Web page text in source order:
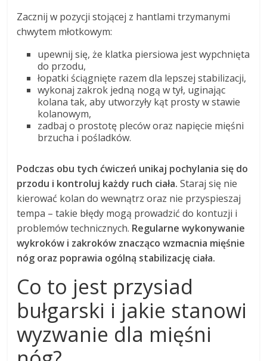
Zacznij w pozycji stojącej z hantlami trzymanymi
chwytem młotkowym:
upewnij się, że klatka piersiowa jest wypchnięta
do przodu,
łopatki ściągnięte razem dla lepszej stabilizacji,
wykonaj zakrok jedną nogą w tył, uginając
kolana tak, aby utworzyły kąt prosty w stawie
kolanowym,
zadbaj o prostotę pleców oraz napięcie mięśni
brzucha i pośladków.
Podczas obu tych ćwiczeń unikaj pochylania się do
przodu i kontroluj każdy ruch ciała. Staraj się nie
kierować kolan do wewnątrz oraz nie przyspieszaj
tempa – takie błędy mogą prowadzić do kontuzji i
problemów technicznych. Regularne wykonywanie
wykroków i zakroków znacząco wzmacnia mięśnie
nóg oraz poprawia ogólną stabilizację ciała.
Co to jest przysiad
bułgarski i jakie stanowi
wyzwanie dla mięśni